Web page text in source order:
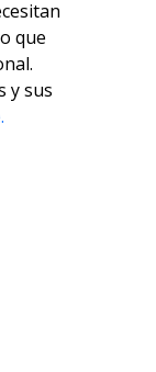
que
y sus